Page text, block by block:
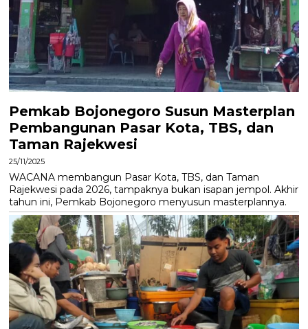
Pemkab Bojonegoro Susun Masterplan
Pembangunan Pasar Kota, TBS, dan
Taman Rajekwesi
25/11/2025
WACANA membangun Pasar Kota, TBS, dan Taman
Rajekwesi pada 2026, tampaknya bukan isapan jempol. Akhir
tahun ini, Pemkab Bojonegoro menyusun masterplannya.